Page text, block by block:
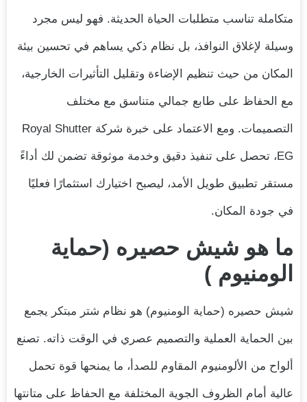
متكاملة تناسب متطلبات الحياة الحديثة. فهو ليس مجرد
وسيلة لإغلاق النوافذ، بل نظام ذكي يساهم في تحسين بيئة
المكان من حيث تنظيم الإضاءة وتقليل التأثيرات الخارجية،
مع الحفاظ على طابع جمالي متناسق مع مختلف
التصميمات. ومع الاعتماد على خبرة شركة Royal Shutter
EG، تحصل على تنفيذ دقيق وخدمة موثوقة تضمن لك أداءً
مستقر تطبيق طويل الأمد، ليصبح اختيارك استثمارًا فعليًا
في جودة المكان.
ما هو شيش حصيره (حماية
الومنيوم )
شيش حصيره (حماية الومنيوم) هو نظام شتر مبتكر يجمع
بين الحماية العملية والتصميم عصري في الوقت ذاته. تصنع
ألواح من الألومنيوم المقاوم للصدأ، ما يمنحها قوة تحمل
عالية أمام الظروف الجوية المختلفة مع الحفاظ على متانتها